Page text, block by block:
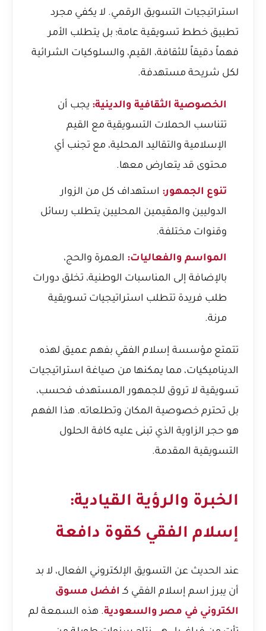
استراتيجيات التسويق الرقمي. لا يكفي مجرد
تطبيق خطط تسويقية عامة؛ بل يتطلب الأمر
فهماً دقيقاً للثقافة، القيم، والسلوكيات الشرائية
لكل شريحة مستهدفة.
الخصوصية الثقافية والدينية: يجب أن
تتناسب الحملات التسويقية مع القيم
الإسلامية والتقاليد المحلية، مع تجنب أي
محتوى قد يتعارض معها.
تنوع الجمهور: استهداف كل من الزوار
الدوليين والمقيمين المحليين يتطلب رسائل
وقنوات مختلفة.
المواسم والفعاليات: العمرة والحج،
بالإضافة إلى المناسبات الوطنية، تخلق دورات
طلب فريدة تتطلب استراتيجيات تسويقية
مرنة.
تتمتع مؤسسة إسلام الفقي بفهم عميق لهذه
الديناميكيات، مما يمكنها من صياغة استراتيجيات
تسويقية لا تروق للجمهور المستهدف فحسب،
بل تحترم خصوصية المكان وتطلعاته. هذا الفهم
هو حجر الزاوية الذي تبنى عليه كافة الحلول
التسويقية المقدمة.
الخبرة والرؤية القيادية:
إسلام الفقي كقوة دافعة
عند الحديث عن التسويق الإلكتروني الفعال، لا بد
أن يبرز اسم إسلام الفقي كـ افضل مسوق
الكتروني في مصر والسعودية. هذه السمعة لم